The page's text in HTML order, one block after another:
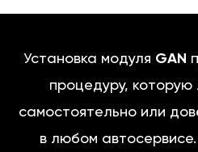
Установка модуля GAN
процедуру, которую
самостоятельно или
в любом